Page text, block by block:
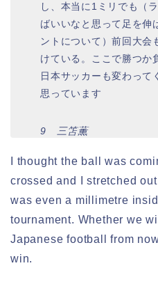
し、本当に1ミリでも（
ばいいなと思って足を伸
ントについて）前回大会
けている。ここで勝つか
日本サッカーも変わって
思っています
9 三笘薫
I thought the ball was
crossed and I stretched
was even a millimetre
tournament. Whether we
Japanese football from
win.